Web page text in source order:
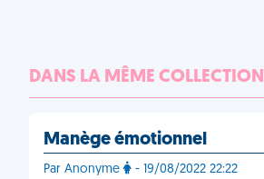
DANS LA MÊME COLLECTION
Manège émotionnel
Par Anonyme - 19/08/2022 22:22